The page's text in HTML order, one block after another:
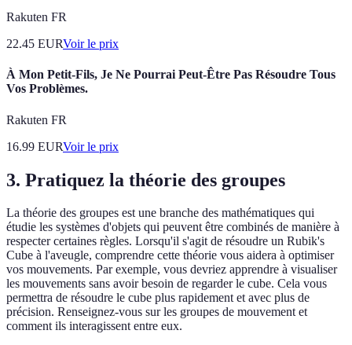
Rakuten FR
22.45 EURVoir le prix
À Mon Petit-Fils, Je Ne Pourrai Peut-Être Pas Résoudre Tous
Vos Problèmes.
Rakuten FR
16.99 EURVoir le prix
3. Pratiquez la théorie des groupes
La théorie des groupes est une branche des mathématiques qui
étudie les systèmes d'objets qui peuvent être combinés de manière à
respecter certaines règles. Lorsqu'il s'agit de résoudre un Rubik's
Cube à l'aveugle, comprendre cette théorie vous aidera à optimiser
vos mouvements. Par exemple, vous devriez apprendre à visualiser
les mouvements sans avoir besoin de regarder le cube. Cela vous
permettra de résoudre le cube plus rapidement et avec plus de
précision. Renseignez-vous sur les groupes de mouvement et
comment ils interagissent entre eux.